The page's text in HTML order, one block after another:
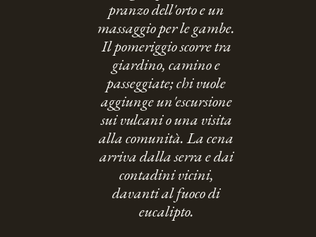
pranzo dell'orto e un
massaggio per le gambe.
Il pomeriggio scorre tra
giardino, camino e
passeggiate; chi vuole
aggiunge un'escursione
sui vulcani o una visita
alla comunità. La cena
arriva dalla serra e dai
contadini vicini,
davanti al fuoco di
eucalipto.